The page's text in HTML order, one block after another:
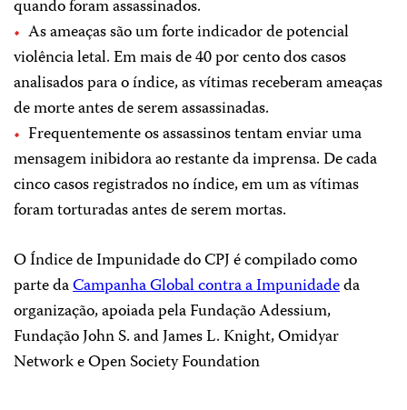
quando foram assassinados.
As ameaças são um forte indicador de potencial
violência letal. Em mais de 40 por cento dos casos
analisados para o índice, as vítimas receberam ameaças
de morte antes de serem assassinadas.
Frequentemente os assassinos tentam enviar uma
mensagem inibidora ao restante da imprensa. De cada
cinco casos registrados no índice, em um as vítimas
foram torturadas antes de serem mortas.
O Índice de Impunidade do CPJ é compilado como
parte daCampanha Global contra a Impunidadeda
organização, apoiada pela Fundação Adessium,
Fundação John S. and James L. Knight, Omidyar
Network e Open Society Foundation